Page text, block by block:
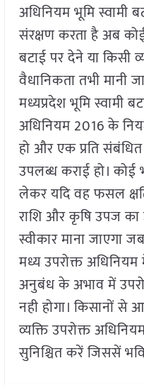
अधिनियम भूमि स्वामी
संरक्षण करता है अब
बटाई पर देने या किसी
वैधानिकता तभी मानी
मध्यप्रदेश भूमि स्वामी
अधिनियम 2016 के
हो और एक प्रति
उपलब्ध कराई हो। कोई
लेकर यदि वह फसल
राशि और कृषि उपज का
स्वीकार माना जाएगा
मध्य उपरोक्त
अनुबंध के अभाव में
नही होगा। किसानों से
व्यक्ति उपरोक्त
सुनिश्चित करें जिससें